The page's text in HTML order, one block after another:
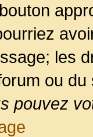
les
ou
pouvez